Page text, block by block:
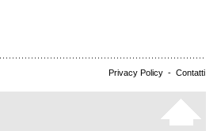
Privacy Policy - Contatti